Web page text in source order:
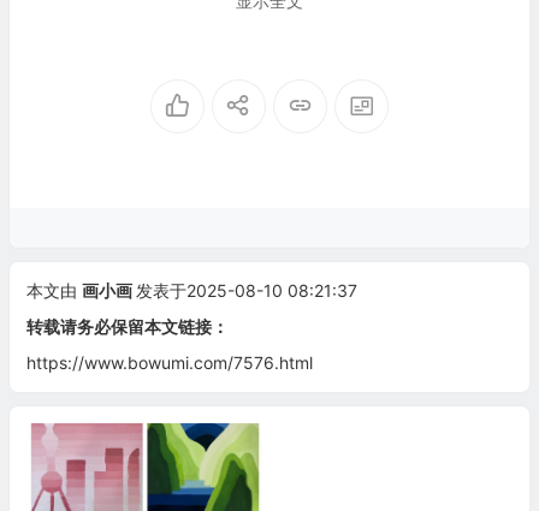
本文由 画小画 发表于2025-08-10 08:21:37
转载请务必保留本文链接：
https://www.bowumi.com/7576.html